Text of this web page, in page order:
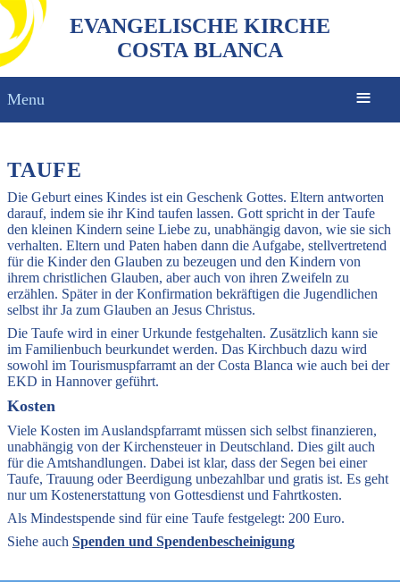
EVANGELISCHE KIRCHE
COSTA BLANCA
Menu
TAUFE
Die Geburt eines Kindes ist ein Geschenk Gottes. Eltern antworten
darauf, indem sie ihr Kind taufen lassen. Gott spricht in der Taufe
den kleinen Kindern seine Liebe zu, unabhängig davon, wie sie sich
verhalten. Eltern und Paten haben dann die Aufgabe, stellvertretend
für die Kinder den Glauben zu bezeugen und den Kindern von
ihrem christlichen Glauben, aber auch von ihren Zweifeln zu
erzählen. Später in der Konfirmation bekräftigen die Jugendlichen
selbst ihr Ja zum Glauben an Jesus Christus.
Die Taufe wird in einer Urkunde festgehalten. Zusätzlich kann sie
im Familienbuch beurkundet werden. Das Kirchbuch dazu wird
sowohl im Tourismuspfarramt an der Costa Blanca wie auch bei der
EKD in Hannover geführt.
Kosten
Viele Kosten im Auslandspfarramt müssen sich selbst finanzieren,
unabhängig von der Kirchensteuer in Deutschland. Dies gilt auch
für die Amtshandlungen. Dabei ist klar, dass der Segen bei einer
Taufe, Trauung oder Beerdigung unbezahlbar und gratis ist. Es geht
nur um Kostenerstattung von Gottesdienst und Fahrtkosten.
Als Mindestspende sind für eine Taufe festgelegt: 200 Euro.
Siehe auch Spenden und Spendenbescheinigung